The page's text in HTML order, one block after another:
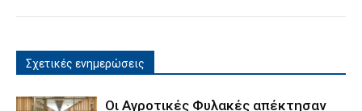
Σχετικές ενημερώσεις
Οι Αγροτικές Φυλακές απέκτησαν